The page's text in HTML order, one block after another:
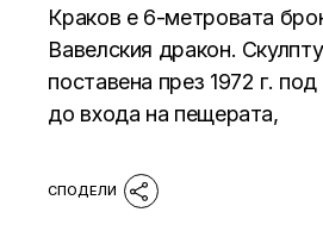
Краков е 6-метровата
Вавелския дракон.
поставена през 1972 г.
до входа на пещерата,